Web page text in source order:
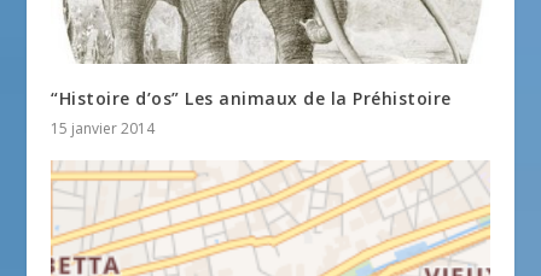
“Histoire d’os” Les animaux de la Préhistoire
15 janvier 2014